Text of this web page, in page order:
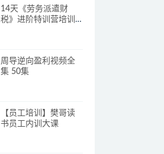
14天《劳务派遣财
税》进阶特训营培训
周导逆向盈利视频全
集 50集
【员工培训】樊哥读
书员工内训大课